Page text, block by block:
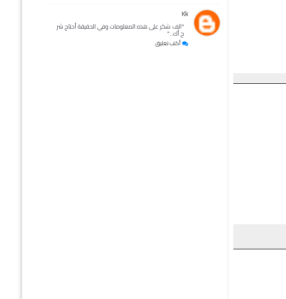
Kk
"الف شكر على هذه المعلومات وفي الحقيقة أحتاج شر
ح أك..."
أكتب تعليق